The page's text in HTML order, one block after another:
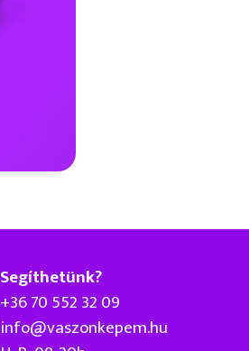
Segíthetünk?
+36 70 552 32 09
info@vaszonkepem.hu